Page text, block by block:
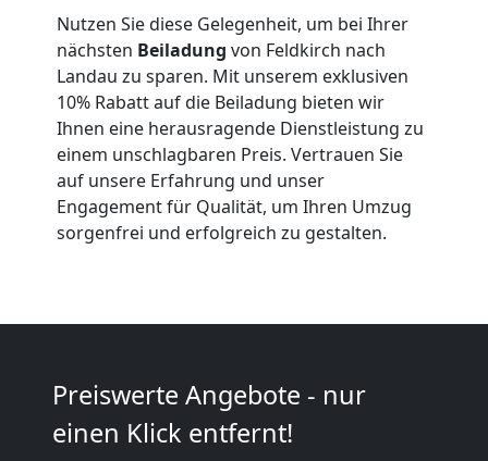
Nutzen Sie diese Gelegenheit, um bei Ihrer
nächsten Beiladung von Feldkirch nach
Landau zu sparen. Mit unserem exklusiven
10% Rabatt auf die Beiladung bieten wir
Ihnen eine herausragende Dienstleistung zu
einem unschlagbaren Preis. Vertrauen Sie
auf unsere Erfahrung und unser
Engagement für Qualität, um Ihren Umzug
sorgenfrei und erfolgreich zu gestalten.
Preiswerte Angebote - nur
einen Klick entfernt!
Umzüge
Feldkirch
Vereinsumzug
Feldkirch
Möbeltransport
National